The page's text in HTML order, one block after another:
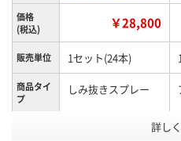
価格
(税込)
￥28,800
販売単位 1セット(24本)
商品タイ
プ
しみ抜きスプレー
詳し